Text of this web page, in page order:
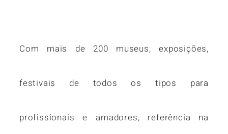
Com mais de 200 museus, exposições,
festivais de todos os tipos para
profissionais e amadores, referência na